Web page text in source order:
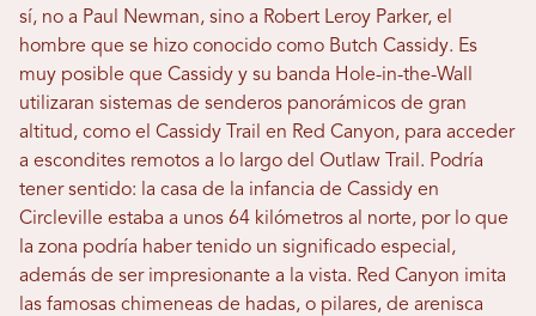
sí, no a Paul Newman, sino a Robert Leroy Parker, el
hombre que se hizo conocido como Butch Cassidy. Es
muy posible que Cassidy y su banda Hole-in-the-Wall
utilizaran sistemas de senderos panorámicos de gran
altitud, como el Cassidy Trail en Red Canyon, para acceder
a escondites remotos a lo largo del Outlaw Trail. Podría
tener sentido: la casa de la infancia de Cassidy en
Circleville estaba a unos 64 kilómetros al norte, por lo que
la zona podría haber tenido un significado especial,
además de ser impresionante a la vista. Red Canyon imita
las famosas chimeneas de hadas, o pilares, de arenisca